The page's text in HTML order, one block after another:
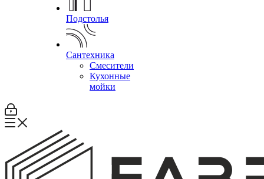
Подстолья
Сантехника
Смесители
Кухонные
мойки